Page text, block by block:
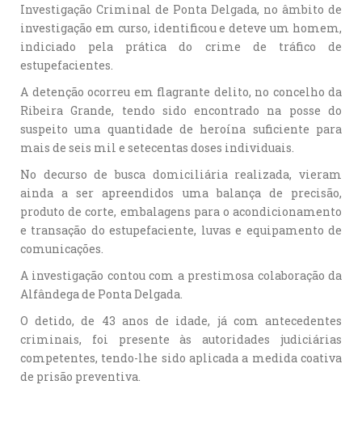
Investigação Criminal de Ponta Delgada, no âmbito de
investigação em curso, identificou e deteve um homem,
indiciado pela prática do crime de tráfico de
estupefacientes.
A detenção ocorreu em flagrante delito, no concelho da
Ribeira Grande, tendo sido encontrado na posse do
suspeito uma quantidade de heroína suficiente para
mais de seis mil e setecentas doses individuais.
No decurso de busca domiciliária realizada, vieram
ainda a ser apreendidos uma balança de precisão,
produto de corte, embalagens para o acondicionamento
e transação do estupefaciente, luvas e equipamento de
comunicações.
A investigação contou com a prestimosa colaboração da
Alfândega de Ponta Delgada.
O detido, de 43 anos de idade, já com antecedentes
criminais, foi presente às autoridades judiciárias
competentes, tendo-lhe sido aplicada a medida coativa
de prisão preventiva.